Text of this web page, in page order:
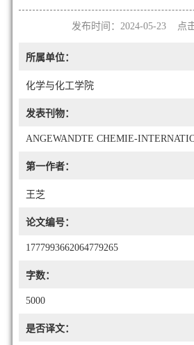
发布时间：2024-05-23 点击
所属单位：
化学与化工学院
发表刊物：
ANGEWANDTE CHEMIE-
第一作者：
王芝
论文编号：
1777993662064779265
字数：
5000
是否译文：